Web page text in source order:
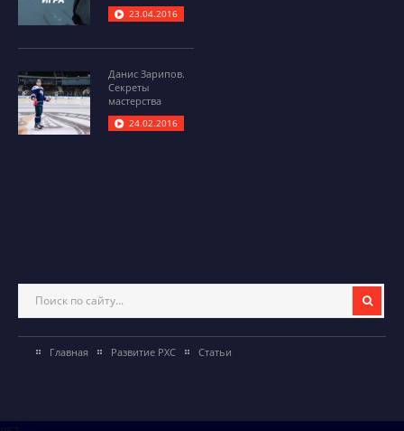
23.04.2016
Данис Зарипов.
Секреты
мастерства
24.02.2016
Главная Развитие РХС Статьи